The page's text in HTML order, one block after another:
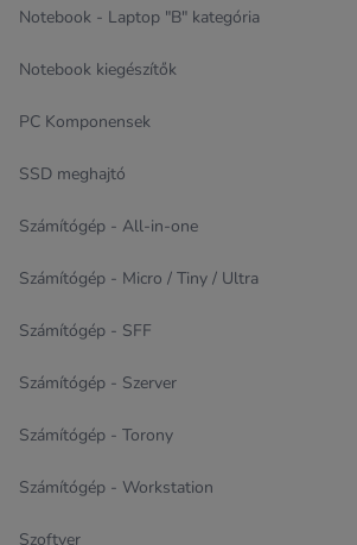
Notebook - Laptop "B" kategória
Notebook kiegészítők
PC Komponensek
SSD meghajtó
Számítógép - All-in-one
Számítógép - Micro / Tiny / Ultra
Számítógép - SFF
Számítógép - Szerver
Számítógép - Torony
Számítógép - Workstation
Szoftver